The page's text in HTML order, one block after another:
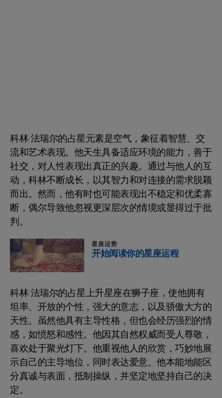
科林·法瑞尔的占星元素是空气，象征着智慧、交
流和艺术表现。他天生具备适应环境的能力，善于
社交，对人性表现出真正的兴趣。通过与他人的互
动，科林不断成长，以其智力和对连接的需求脱颖
而出。然而，他有时也可能表现出不稳定和优柔寡
断，偶尔导致他忽视更深层次的情境或显得过于批
判。
星座运势
开始阅读你的星座运程
科林·法瑞尔的占星上升星座在狮子座，使他拥有
坦率、开放的个性，强大的意志，以及骄傲大方的
天性。虽然他具有主导性格，但也会经历强烈的情
感，如愤怒和感性。他因其自然权威而受人尊敬，
喜欢处于聚光灯下。他重视他人的欣赏，巧妙地展
示自己的主导地位，同时表达爱意。他本能地能区
分真诚与表面，抵制操纵，并坚定地坚持自己的决
定。